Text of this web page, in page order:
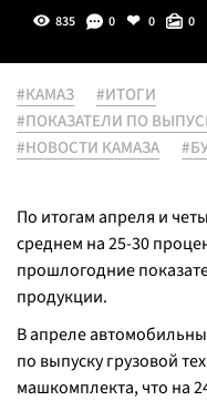
835 0 0 0
#КАМАЗ
#ИТОГИ
#ПОКАЗАТЕЛИ ПО
#НОВОСТИ КАМАЗА
По итогам апреля и
среднем на 25-30
прошлогодние
продукции.
В апреле
по выпуску грузовой
машкомплекта, что на